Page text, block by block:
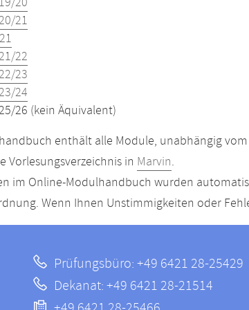
21
22
23
24
26 (kein Äquivalent)
enthält alle Module, unabhängig
Vorlesungsverzeichnis in Marvin.
im Online-Modulhandbuch wurden
Wenn Ihnen Unstimmigkeiten oder
Prüfungsbüro: +49 6421 28-25429
Dekanat: +49 6421 28-21514